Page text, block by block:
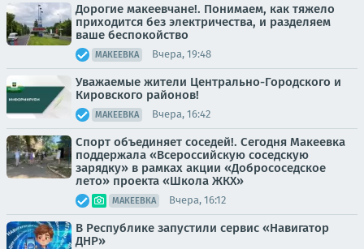
Дорогие макеевчане!. Понимаем, как тяжело
приходится без электричества, и разделяем
ваше беспокойство
МАКЕЕВКА Вчера, 19:48
Уважаемые жители Центрально-Городского и
Кировского районов!
МАКЕЕВКА Вчера, 16:42
Спорт объединяет соседей!. Сегодня Макеевка
поддержала «Всероссийскую соседскую
зарядку» в рамках акции «Добрососедское
лето» проекта «Школа ЖКХ»
МАКЕЕВКА Вчера, 16:12
В Республике запустили сервис «Навигатор
ДНР»